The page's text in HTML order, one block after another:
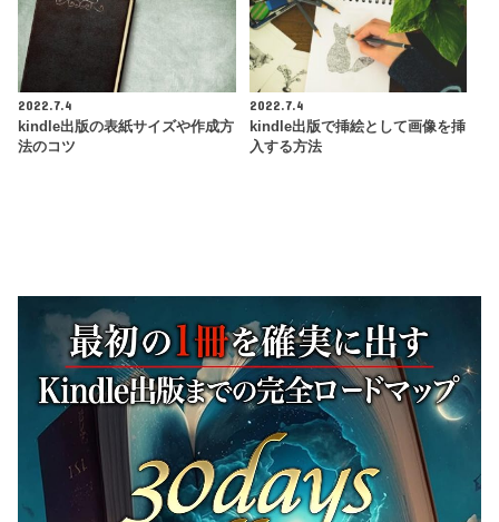
2022.7.4
kindle出版の表紙サイズや作成方
法のコツ
2022.7.4
kindle出版で挿絵として画像を挿
入する方法